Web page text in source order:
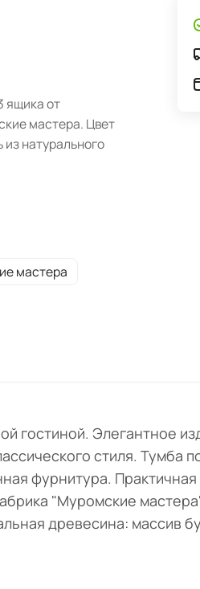
ящика от
мастера. Цвет
натурального
мастера
гостиной. Элегантное
стиля. Тумба
фурнитура. Практичная
"Муромские
древесина: массив